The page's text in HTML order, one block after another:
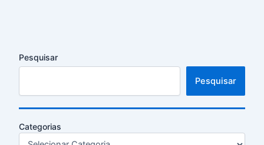
Pesquisar
Pesquisar
Categorias